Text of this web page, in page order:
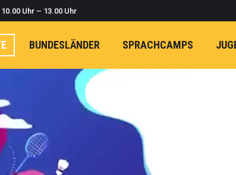
Uhr – 13.00 Uhr
BUNDESLÄNDER SPRACHCAMPS